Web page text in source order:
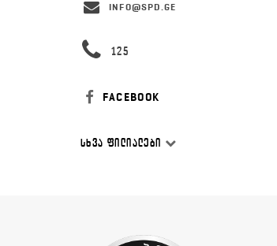
INFO@SPD.GE
125
FACEBOOK
ᲡᲮᲕᲐ ᲤᲘᲚᲘᲐᲚᲔᲑᲘ